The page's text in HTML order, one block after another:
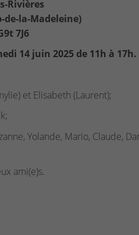
Rivières
de-la-Madeleine)
7J6
14 juin 2025 de 11h à 17h.
et Elisabeth (Laurent);
Yolande, Mario, Claude,
ami(e)s.